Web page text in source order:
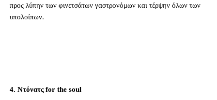
προς λύπην των φινετσάτων γαστρονόμων και τέρψην όλων των
υπολοίπων.
4. Ντόνατς for the soul